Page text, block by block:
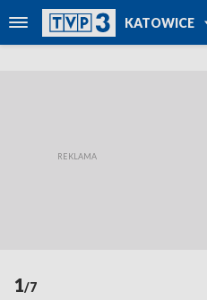
KATOWICE
TVP
1/7